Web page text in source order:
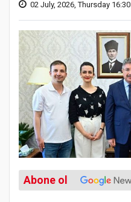
02 July, 2026, Thursday 16:30
Abone ol